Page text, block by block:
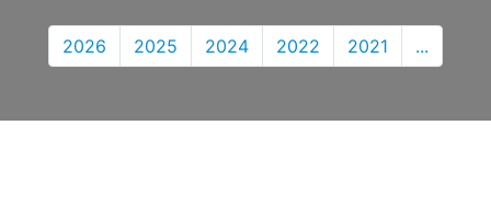
2026 2025 2024 2022 2021 ...